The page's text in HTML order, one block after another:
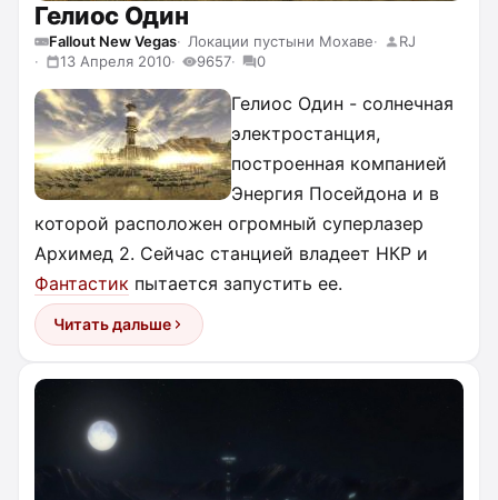
Гелиос Один
Fallout New Vegas Локации пустыни Мохаве
RJ
13 Апреля 2010
9657 0
Гелиос Один - солнечная
электростанция,
построенная компанией
Энергия Посейдона и в
которой расположен огромный суперлазер
Архимед 2. Сейчас станцией владеет НКР и
Фантастик пытается запустить ее.
Читать дальше